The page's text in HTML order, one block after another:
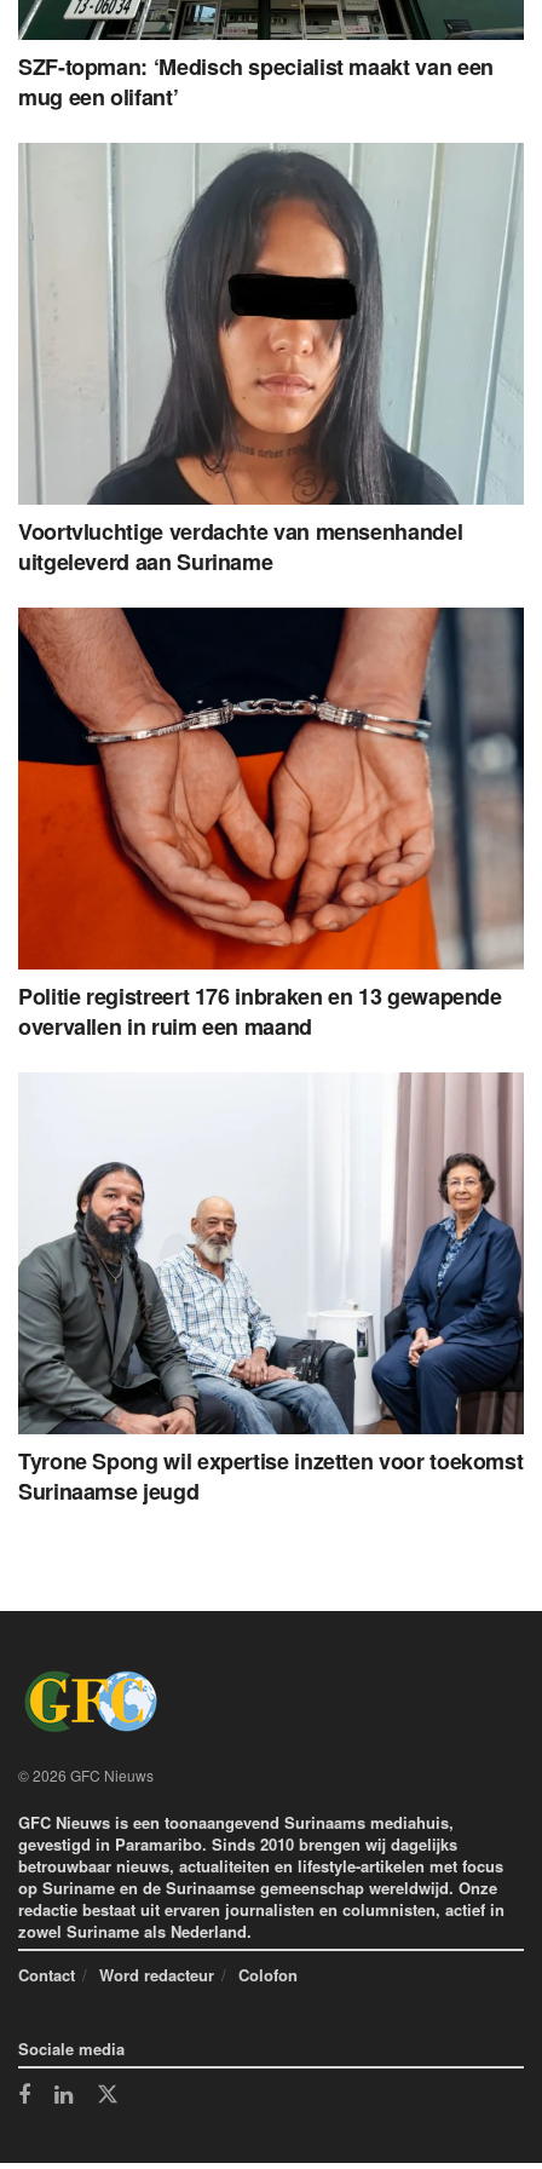
SZF-topman: ‘Medisch specialist maakt van een
mug een olifant’
Voortvluchtige verdachte van mensenhandel
uitgeleverd aan Suriname
Politie registreert 176 inbraken en 13 gewapende
overvallen in ruim een maand
Tyrone Spong wil expertise inzetten voor toekomst
Surinaamse jeugd
© 2026 GFC Nieuws
GFC Nieuws is een toonaangevend Surinaams mediahuis,
gevestigd in Paramaribo. Sinds 2010 brengen wij dagelijks
betrouwbaar nieuws, actualiteiten en lifestyle-artikelen met focus
op Suriname en de Surinaamse gemeenschap wereldwijd. Onze
redactie bestaat uit ervaren journalisten en columnisten, actief in
zowel Suriname als Nederland.
Contact
Word redacteur Colofon
Sociale media